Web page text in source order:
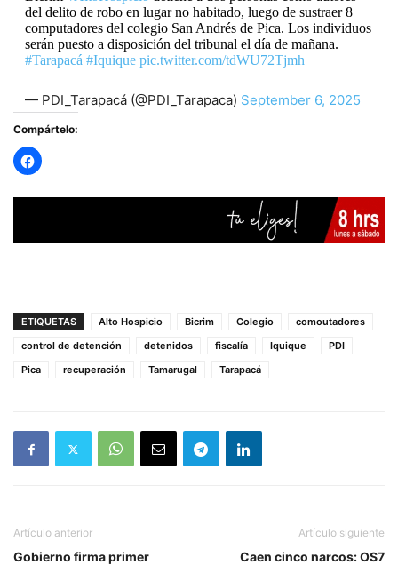
del delito de robo en lugar no habitado, luego de sustraer 8
computadores del colegio San Andrés de Pica. Los individuos
serán puesto a disposición del tribunal el día de mañana.
#Tarapacá #Iquique pic.twitter.com/tdWU72Tjmh
— PDI_Tarapacá (@PDI_Tarapaca) September 6, 2025
Compártelo:
ETIQUETAS Alto Hospicio Bicrim Colegio
comoutadores
control de detención
detenidos fiscalía Iquique
PDI
Pica
recuperación Tamarugal Tarapacá
Artículo anterior
Gobierno firma primer
Artículo siguiente
Caen cinco narcos: OS7